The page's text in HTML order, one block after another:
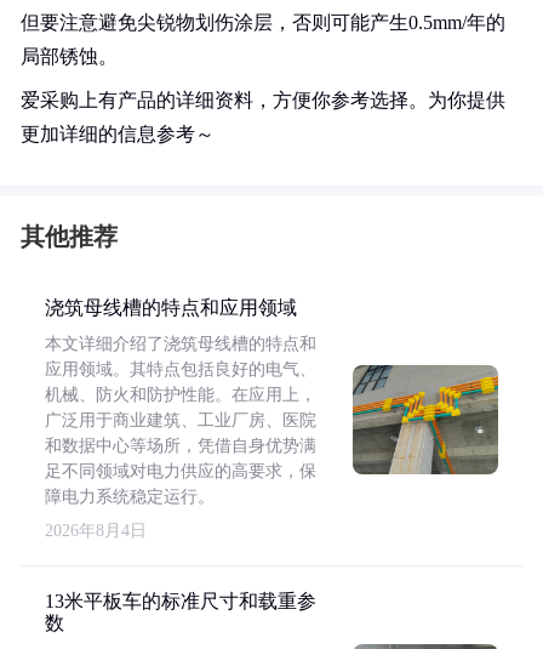
但要注意避免尖锐物划伤涂层，否则可能产生0.5mm/年的
局部锈蚀。
爱采购上有产品的详细资料，方便你参考选择。为你提供
更加详细的信息参考～
其他推荐
浇筑母线槽的特点和应用领域
本文详细介绍了浇筑母线槽的特点和
应用领域。其特点包括良好的电气、
机械、防火和防护性能。在应用上，
广泛用于商业建筑、工业厂房、医院
和数据中心等场所，凭借自身优势满
足不同领域对电力供应的高要求，保
障电力系统稳定运行。
2026年8月4日
13米平板车的标准尺寸和载重参
数